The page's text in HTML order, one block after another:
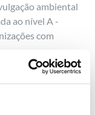
ambiental
ao nível A -
com
uma empresa
enquadra-se no